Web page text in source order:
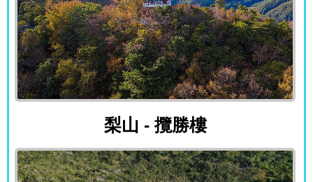
梨山 - 攬勝樓
梨山 - 攬勝樓